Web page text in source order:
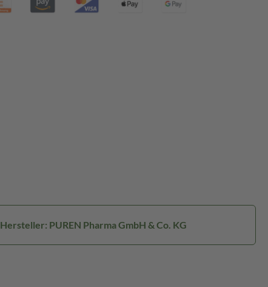
Hersteller: PUREN Pharma GmbH & Co. KG